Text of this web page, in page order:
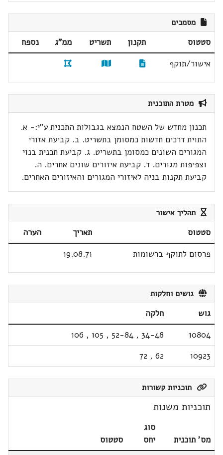
מסמכים
סטטוס תקנון תשריט ממ"ג
נספח
אישור/תוקף
מטרת התוכנית
תכנון מחדש של השטח הנמצא בגבולות התכנית ע"י:- א.
התוית דרכים חדשות כמסומן בתשריט. ב. קביעת אזורי
המגורים השונים כמסומן בתשריט. ג. קביעת תכנית בנוי
וצפיפות מגורים. ד. קביעת איזורים שונים אחרים. ה.
קביעת תקנות בניה לאיזורי המגורים והאיזורים האחרים.
תהליך אישור
סטטוס תאריך
הערה
פרסום לתוקף ברשומות
19.08.71
גושים וחלקות
גוש
חלקה
10804
34-48
,
52-84
,
105
,
106
10923
62
,
72
תוכניות קשורות
תוכניות משנות
מס' תוכנית
סוג
יחס
סטטוס